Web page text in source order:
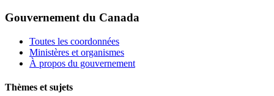
Gouvernement du Canada
Toutes les coordonnées
Ministères et organismes
À propos du gouvernement
Thèmes et sujets